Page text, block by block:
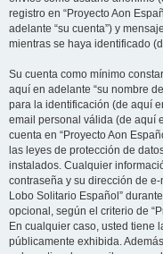
registro en “Proyecto Aon
adelante “su cuenta”) y
mientras se haya identificado
Su cuenta como mínimo
aquí en adelante “su nombre
para la identificación (de aquí
email personal válida (de aquí
cuenta en “Proyecto Aon
las leyes de protección de
instalados. Cualquier
contraseña y su dirección de
Lobo Solitario Español”
opcional, según el criterio de
En cualquier caso, usted tiene
públicamente exhibida.